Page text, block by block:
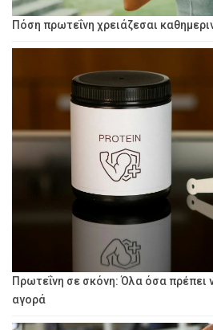
Πόση πρωτεΐνη χρειάζεσαι
Πρωτεΐνη σε σκόνη: Όλα όσα πρέπει
αγορά